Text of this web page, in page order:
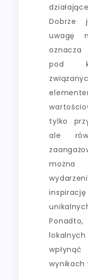
Dobrze
uwagę
pod
tylko
ale
można
lokalnych
wynikach